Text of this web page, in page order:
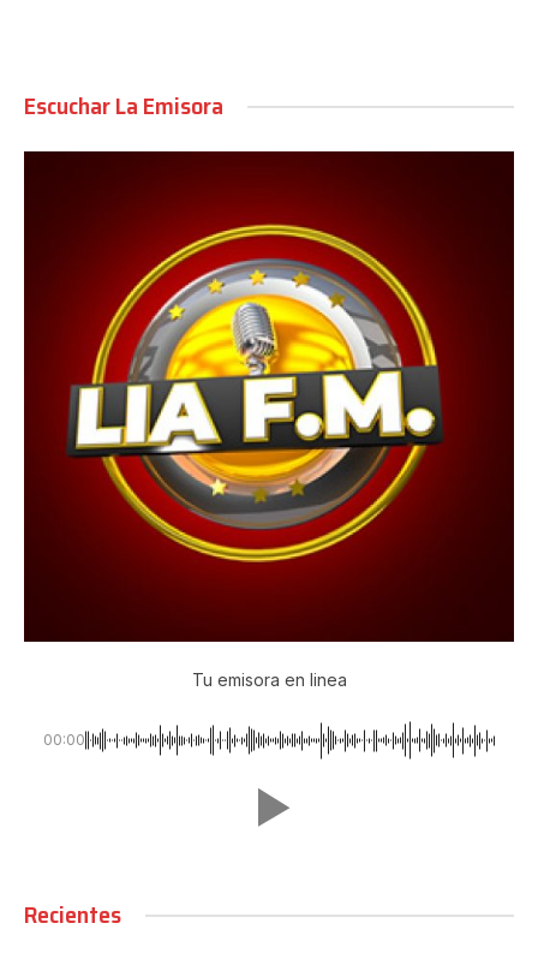
Escuchar La Emisora
Tu emisora en linea
00:00
Recientes